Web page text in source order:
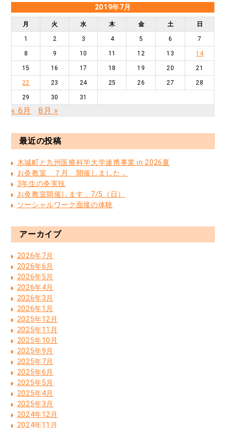
2019年7月
月 火 水 木 金 土 日
1 2 3 4 5 6 7
8 9 10 11 12 13 14
15 16 17 18 19 20 21
22 23 24 25 26 27 28
29 30 31
« 6月 8月 »
最近の投稿
木城町と九州医療科学大学連携事業 in 2026夏
お灸教室 ７月 開催しました．
3年生の灸実技
お灸教室開催します．7/5（日）
ソーシャルワーク面接の体験
アーカイブ
2026年7月
2026年6月
2026年5月
2026年4月
2026年3月
2026年1月
2025年12月
2025年11月
2025年10月
2025年9月
2025年7月
2025年6月
2025年5月
2025年4月
2025年3月
2024年12月
2024年11月